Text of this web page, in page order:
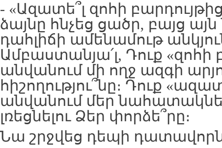
- «Ազատե՞լ զոհի
ձայնը հնչեց ցածր, բայց
դահլիճի ամենամութ
Ամբաստանյա՛լ, Դուք «զոհի
անվանում մի ողջ ազգի
հիշողությու՞նը։ Դուք
անվանում մեր
լռեցնելու Ձեր փորձե՞րը։
Նա շրջվեց դեպի